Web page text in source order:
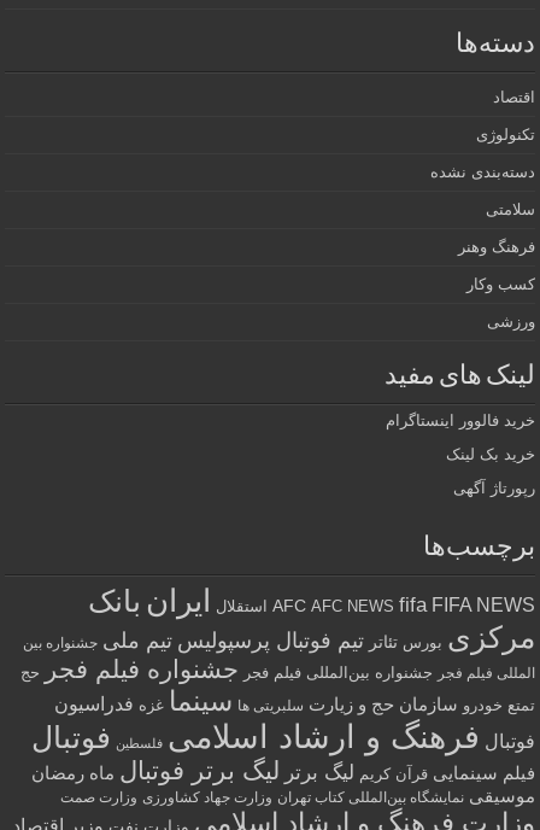
دسته‌ها
اقتصاد
تکنولوژی
دسته‌بندی نشده
سلامتی
فرهنگ وهنر
کسب وکار
ورزشی
لینک های مفید
خرید فالوور اینستاگرام
خرید بک لینک
رپورتاژ آگهی
برچسب‌ها
AFC AFC NEWS fifa FIFA NEWS استقلال ایران بانک
مرکزی بورس تئاتر تیم فوتبال پرسپولیس تیم ملی جشنواره بین
المللی فیلم فجر جشنواره بین‌المللی فیلم فجر جشنواره فیلم فجر
حج
تمتع خودرو سازمان حج و زیارت سلبریتی ها سینما غزه فدراسیون
فوتبال فرهنگ و ارشاد اسلامی فلسطین فوتبال
فیلم سینمایی قرآن کریم لیگ برتر لیگ برتر فوتبال ماه رمضان
موسیقی نمایشگاه بین‌المللی کتاب تهران وزارت جهاد کشاورزی وزارت صمت
وزارت فرهنگ و ارشاد اسلامی وزیر اقتصاد